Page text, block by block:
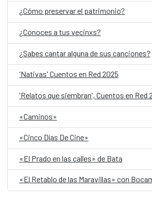
¿Cómo preservar el patrimonio?
¿Conoces a tus vecinxs?
¿Sabes cantar alguna de sus canciones?
'Nativas' Cuentos en Red 2025
'Relatos que siembran', Cuentos en Red
«Caminos»
«Cinco Días De Cine»
«El Prado en las calles» de Bata
«El Retablo de las Maravillas» con